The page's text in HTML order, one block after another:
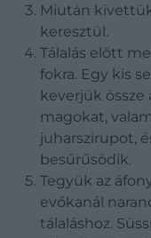
Miután
keresztül.
Tálalás előtt
fokra. Egy kis
keverjük össze
magokat,
juharszirupot,
besűrűsödik.
Tegyük az
evőkanál
tálaláshoz.